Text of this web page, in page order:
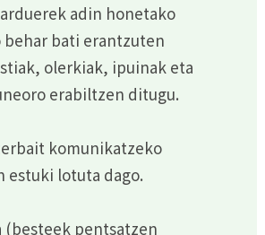
adin honetako
bati erantzuten
olerkiak, ipuinak eta
erabiltzen ditugu.
komunikatzeko
estuki lotuta dago.
(besteek pentsatzen